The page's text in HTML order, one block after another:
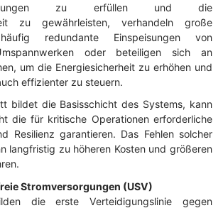
zu erfüllen und die
zu gewährleisten, verhandeln große
redundante Einspeisungen von
oder beteiligen sich an
um die Energiesicherheit zu erhöhen und
effizienter zu steuern.
bildet die Basisschicht des Systems, kann
die für kritische Operationen erforderliche
Resilienz garantieren. Das Fehlen solcher
langfristig zu höheren Kosten und größeren
Stromversorgungen (USV)
die erste Verteidigungslinie gegen